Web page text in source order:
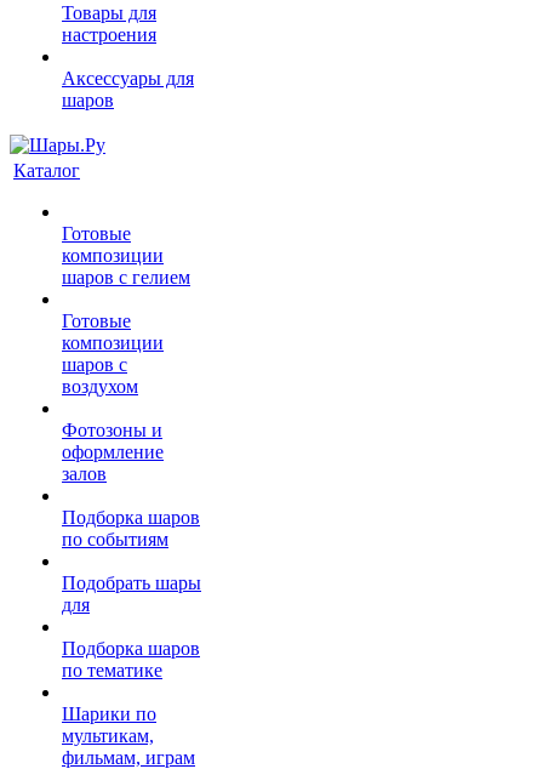
Товары для
настроения
Аксессуары для
шаров
Каталог
Готовые
композиции
шаров с гелием
Готовые
композиции
шаров с
воздухом
Фотозоны и
оформление
залов
Подборка шаров
по событиям
Подобрать шары
для
Подборка шаров
по тематике
Шарики по
мультикам,
фильмам, играм